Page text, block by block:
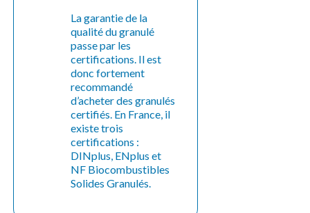
La garantie de la
qualité du granulé
passe par les
certifications. Il est
donc fortement
recommandé
d’acheter des granulés
certifiés. En France, il
existe trois
certifications :
DINplus, ENplus et
NF Biocombustibles
Solides Granulés.